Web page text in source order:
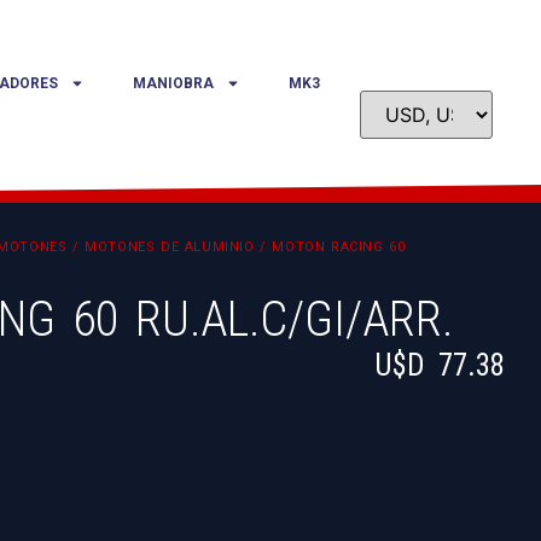
MANIOBRA MK3
/ MOTONES DE ALUMINIO / MOTON RACING 60
60 RU.AL.C/GI/ARR.
U$D 77.38